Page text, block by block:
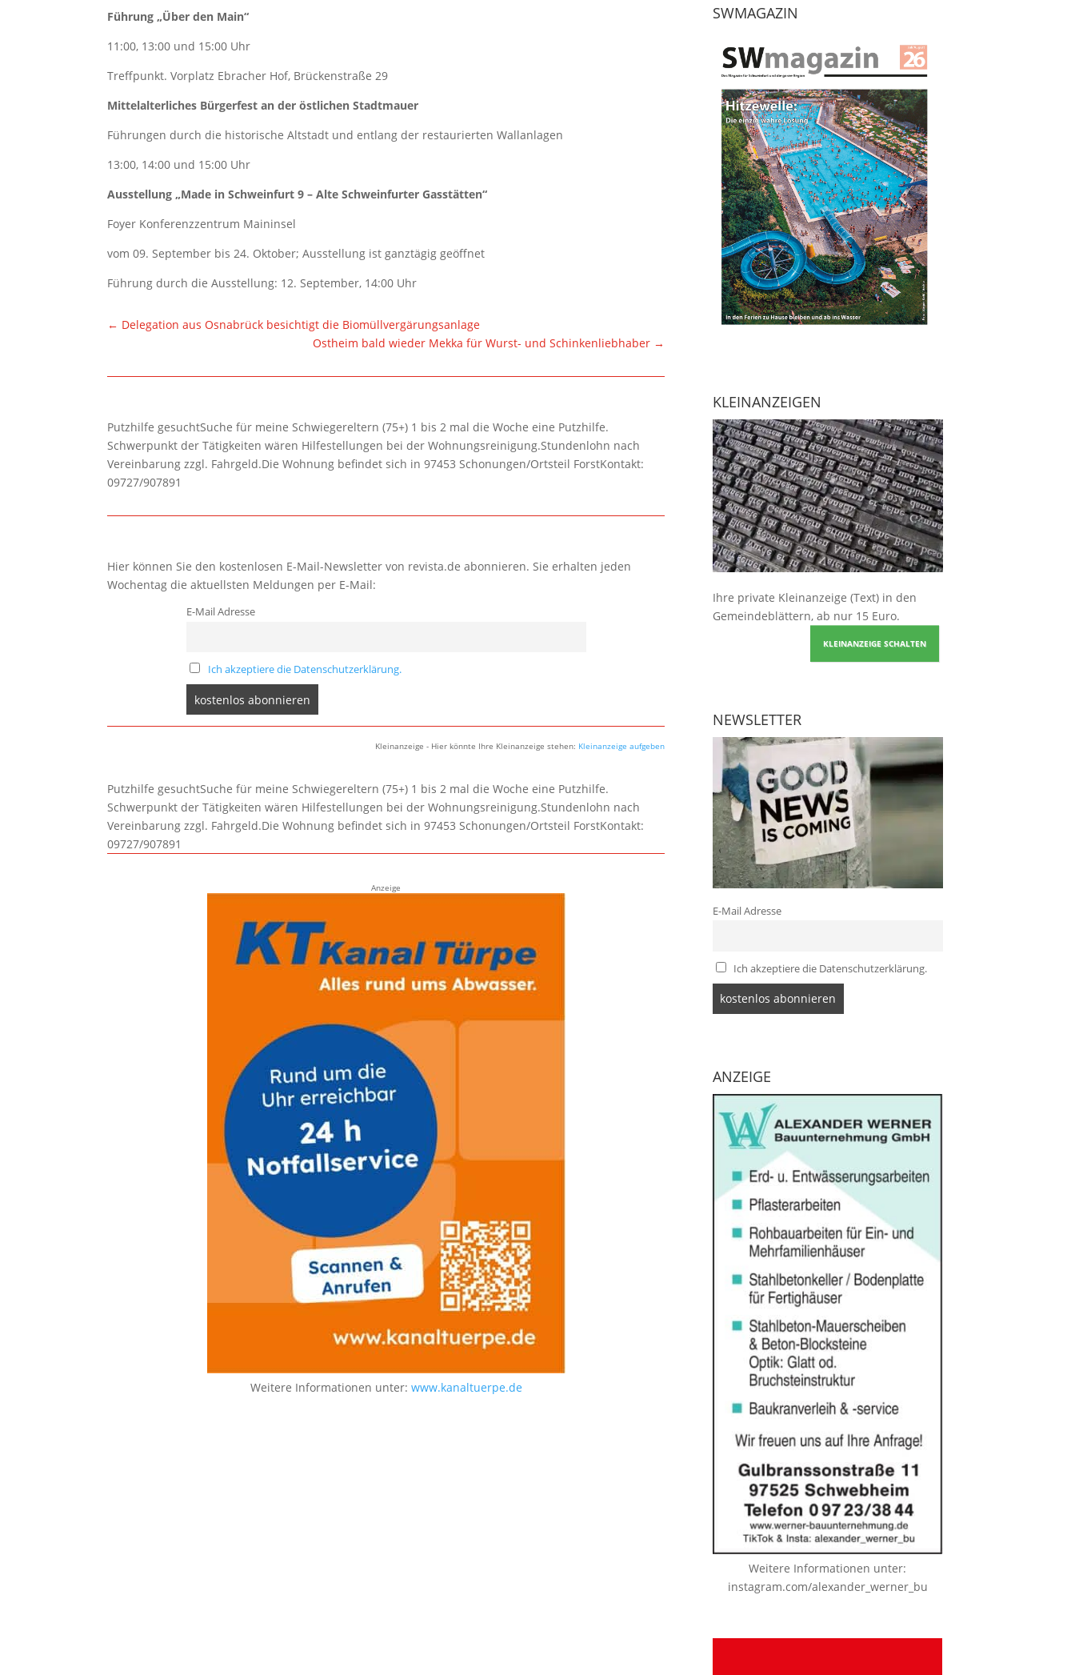
Führung „Über den Main“
11:00, 13:00 und 15:00 Uhr
Treffpunkt. Vorplatz Ebracher Hof, Brückenstraße 29
Mittelalterliches Bürgerfest an der östlichen Stadtmauer
Führungen durch die historische Altstadt und entlang der restaurierten Wallanlagen
13:00, 14:00 und 15:00 Uhr
Ausstellung „Made in Schweinfurt 9 – Alte Schweinfurter Gasstätten“
Foyer Konferenzzentrum Maininsel
vom 09. September bis 24. Oktober; Ausstellung ist ganztägig geöffnet
Führung durch die Ausstellung: 12. September, 14:00 Uhr
← Delegation aus Osnabrück besichtigt die Biomüllvergärungsanlage
Ostheim bald wieder Mekka für Wurst- und Schinkenliebhaber →
Putzhilfe gesuchtSuche für meine Schwiegereltern (75+) 1 bis 2 mal die Woche eine Putzhilfe.
Schwerpunkt der Tätigkeiten wären Hilfestellungen bei der Wohnungsreinigung.Stundenlohn nach
Vereinbarung zzgl. Fahrgeld.Die Wohnung befindet sich in 97453 Schonungen/Ortsteil ForstKontakt:
09727/907891
Hier können Sie den kostenlosen E-Mail-Newsletter von revista.de abonnieren. Sie erhalten jeden
Wochentag die aktuellsten Meldungen per E-Mail:
E-Mail Adresse
Ich akzeptiere die Datenschutzerklärung.
Kleinanzeige - Hier könnte Ihre Kleinanzeige stehen: Kleinanzeige aufgeben
Putzhilfe gesuchtSuche für meine Schwiegereltern (75+) 1 bis 2 mal die Woche eine Putzhilfe.
Schwerpunkt der Tätigkeiten wären Hilfestellungen bei der Wohnungsreinigung.Stundenlohn nach
Vereinbarung zzgl. Fahrgeld.Die Wohnung befindet sich in 97453 Schonungen/Ortsteil ForstKontakt:
09727/907891
Anzeige
Weitere Informationen unter: www.kanaltuerpe.de
SWMAGAZIN
KLEINANZEIGEN
Ihre private Kleinanzeige (Text) in den
Gemeindeblättern, ab nur 15 Euro.
KLEINANZEIGE SCHALTEN
NEWSLETTER
E-Mail Adresse
Ich akzeptiere die Datenschutzerklärung.
ANZEIGE
Weitere Informationen unter:
instagram.com/alexander_werner_bu